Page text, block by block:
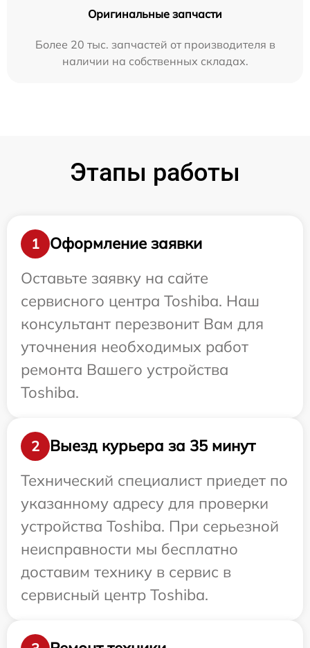
Оригинальные запчасти
Более 20 тыс. запчастей от производителя в
наличии на собственных складах.
Этапы работы
1
Оформление заявки
Оставьте заявку на сайте
сервисного центра Toshiba. Наш
консультант перезвонит Вам для
уточнения необходимых работ
ремонта Вашего устройства
Toshiba.
2
Выезд курьера за 35 минут
Технический специалист приедет по
указанному адресу для проверки
устройства Toshiba. При серьезной
неисправности мы бесплатно
доставим технику в сервис в
сервисный центр Toshiba.